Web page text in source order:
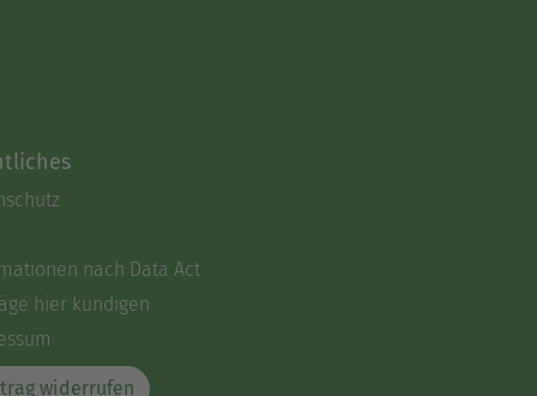
nach Data Act
hier kündigen
widerrufen